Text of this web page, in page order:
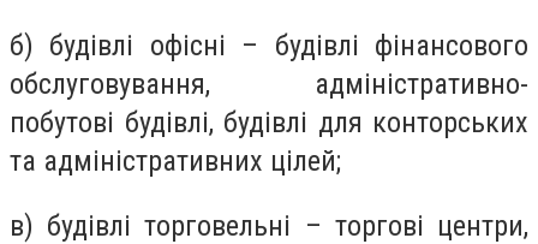
б) будівлі офісні – будівлі фінансового
обслуговування, адміністративно-
побутові будівлі, будівлі для конторських
та адміністративних цілей;
в) будівлі торговельні – торгові центри,